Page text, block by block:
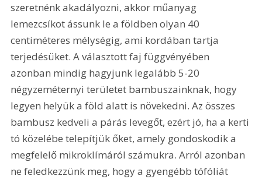
szeretnénk akadályozni, akkor műanyag
lemezcsíkot ássunk le a földben olyan 40
centiméteres mélységig, ami kordában tartja
terjedésüket. A választott faj függvényében
azonban mindig hagyjunk legalább 5-20
négyzeméternyi területet bambuszainknak, hogy
legyen helyük a föld alatt is növekedni. Az összes
bambusz kedveli a párás levegőt, ezért jó, ha a kerti
tó közelébe telepítjük őket, amely gondoskodik a
megfelelő mikroklímáról számukra. Arról azonban
ne feledkezzünk meg, hogy a gyengébb tófóliát